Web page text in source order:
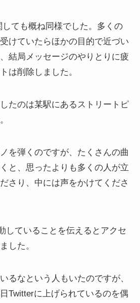
ても概ね同様でした。多くの
けていたらほかの目的で近づい
結局メッセージのやりとりに疲
は削除しました。
たのは某駅にあるストリートピ
を弾くのですが、たくさんの曲
と、思ったよりも多くの人が立
さり、中には声をかけてくださ
していることを伝えるとアクセ
した。
るなという人もいたのですが、
Twitterに上げられているのを偶